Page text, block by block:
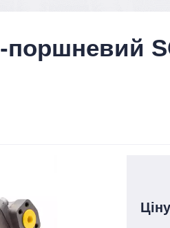
поршневий